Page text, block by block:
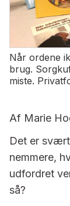
Når ordene
brug.
miste.
Af Marie
Det er
nemmere,
udfordret
så?